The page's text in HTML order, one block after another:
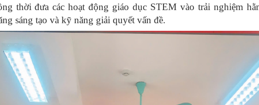
thời đưa các hoạt động giáo dục STEM vào trải nghiệm
sáng tạo và kỹ năng giải quyết vấn đề.